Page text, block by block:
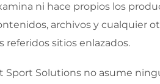
ni hace propios los
archivos y cualquier
referidos sitios enlazados.
Sport Solutions no asume